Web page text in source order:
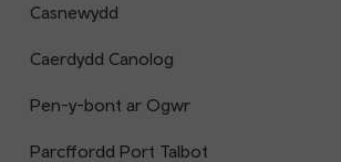
Casnewydd
Caerdydd Canolog
Pen-y-bont ar Ogwr
Parcffordd Port Talbot